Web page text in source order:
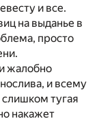
и все.
на выданье в
просто
жалобно
и всему
тугая
накажет